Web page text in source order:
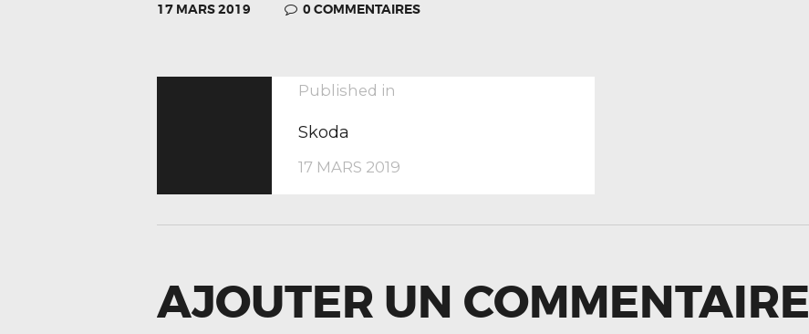
17 MARS 2019 0 COMMENTAIRES
NAVIGATION
DE
L’ARTICLE
Published in
Skoda
17 MARS 2019
AJOUTER UN COMMENTAIRE